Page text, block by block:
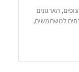
הארגונים
למשתמשים,